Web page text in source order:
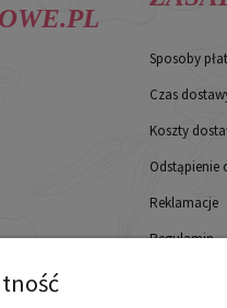
Sposoby
Czas
Koszty
Odstąpienie
Reklamacje
Regulamin